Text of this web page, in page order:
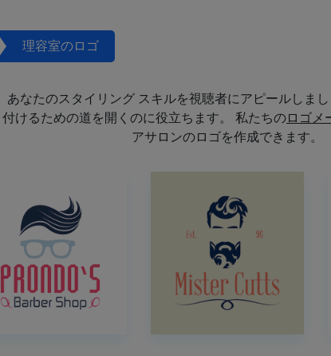
理容室のロゴ
なたのスタイリング スキルを視聴者にアピールしま
けるための道を開くのに役立ちます。 私たちのロゴメ
アサロンのロゴを作成できます。